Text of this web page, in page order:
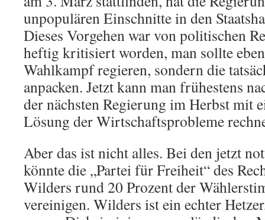
unpopulären Einschnitte in den
Dieses Vorgehen war von politischen
heftig kritisiert worden, man sollte
Wahlkampf regieren, sondern die
anpacken. Jetzt kann man frühestens
der nächsten Regierung im Herbst mit
Lösung der Wirtschaftsprobleme
Aber das ist nicht alles. Bei den jetzt
könnte die „Partei für Freiheit“ des
Wilders rund 20 Prozent der
vereinigen. Wilders ist ein echter